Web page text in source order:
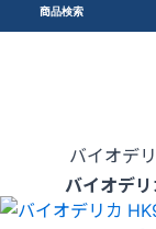
商品検索
バイオデ
バイオデ